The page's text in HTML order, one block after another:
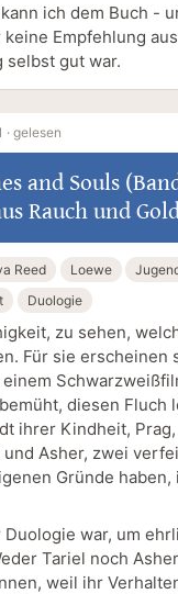
ich dem Buch -
Empfehlung
selbst gut war.
· gelesen
and Souls
Rauch und
Reed Loewe
Duologie
zu sehen,
Für sie erscheinen
diesen Fluch
ihrer Kindheit,
Asher, zwei
Gründe haben,
war, um
Tariel noch
weil ihr